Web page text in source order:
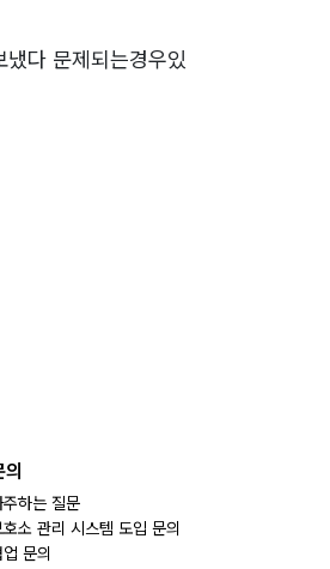
다 문제되는경우있
주하는 질문
호소 관리 시스템 도입 문의
문의